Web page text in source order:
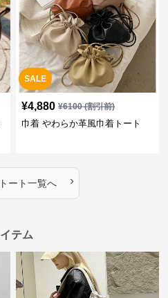
SALE
¥4,880 ¥6100(割引前)
巾着 やわらか革風巾着トート
ート一覧へ ›
テム